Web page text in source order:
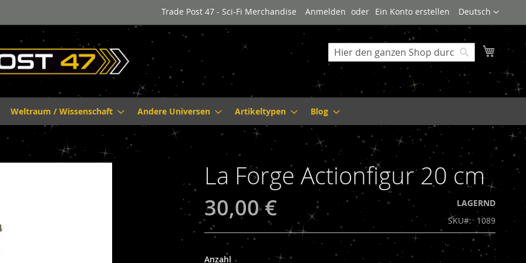
Sprache
Deutsch
Trade Post 47 - Sci-Fi Merchandise Anmelden Ein Konto erstellen
Mein
Suche
Suche
Weltraum / Wissenschaft Andere Universen Artikeltypen Blog
La Forge Actionfigur 20 cm
30,00 €
LAGERND
SKU
1089
Anzahl